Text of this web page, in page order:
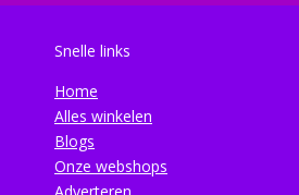
Snelle links
Home
Alles winkelen
Blogs
Onze webshops